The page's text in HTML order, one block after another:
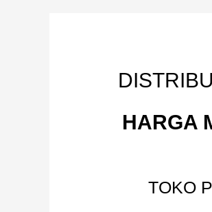
HARGA
TOKO